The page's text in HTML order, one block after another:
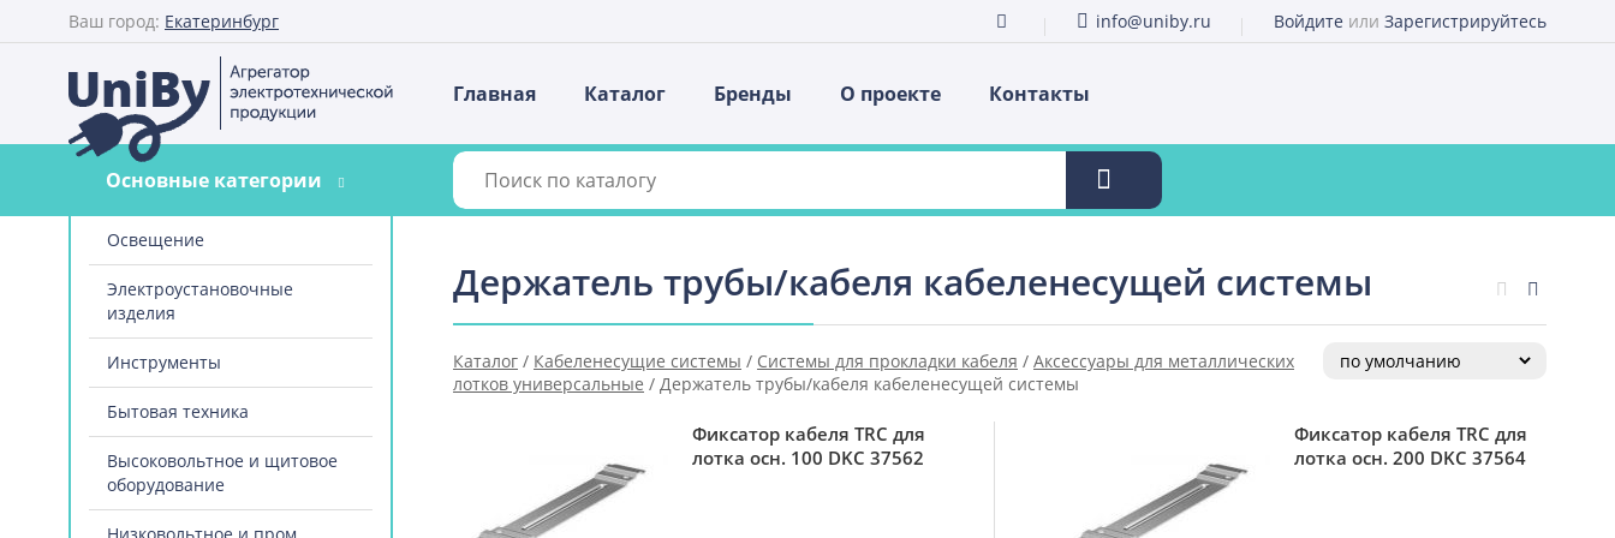
Ваш город: Екатеринбург info@uniby.ru Войдите или Зарегистрируйтесь
Главная Каталог Бренды О проекте Контакты
Основные категории
Освещение
Электроустановочные
изделия
Инструменты
Бытовая техника
Высоковольтное и щитовое
оборудование
Держатель трубы/кабеля кабеленесущей системы
Каталог / Кабеленесущие системы / Системы для прокладки кабеля / Аксессуары для металлических
лотков универсальные / Держатель трубы/кабеля кабеленесущей системы
Фиксатор кабеля TRC для
лотка осн. 100 DKC 37562
Фиксатор кабеля TRC для
лотка осн. 200 DKC 37564